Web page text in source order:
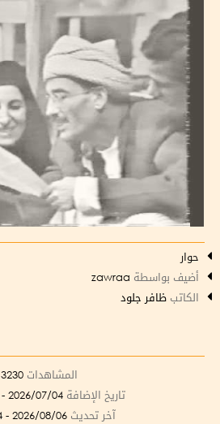
حوار
أضيف بواسطة
الكاتب ظافر جلود
المشاهدات 3230
تاريخ الإضافة 2026/07/04 - 11:30 PM
آخر تحديث 2026/08/06 - 5:54 PM